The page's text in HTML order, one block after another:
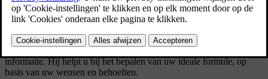
Rechtstreeks via uw Volvo-verdeler
Uw Volvo-verdeler ontzorgt u en begeleidt u naar de beste oplossing
informatie. Hij helpt u bij het bepalen van uw ideale formule, op
basis van uw wensen en behoeften.